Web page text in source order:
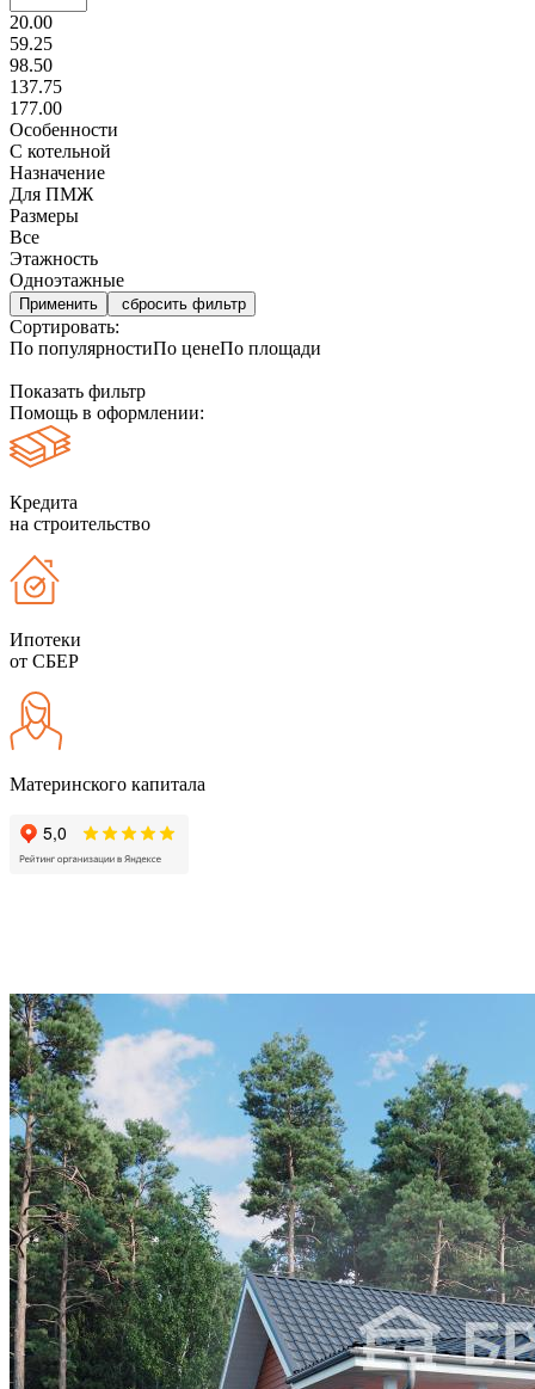
20.00
59.25
98.50
137.75
177.00
Особенности
С котельной
Назначение
Для ПМЖ
Размеры
Все
Этажность
Одноэтажные
сбросить фильтр
Сортировать:
По популярностиПо ценеПо площади
Показать фильтр
Помощь в оформлении:
Кредита
на строительство
Ипотеки
от СБЕР
Материнского капитала